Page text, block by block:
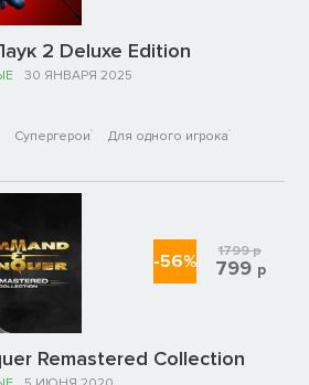
2 Deluxe Edition
30 ЯНВАРЯ 2025
Супергерои
Для одного игрока
Remastered Collection
-56% 1799р
799 р